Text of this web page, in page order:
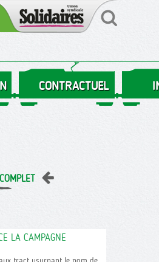
CONTRACTUEL
LA CAMPAGNE